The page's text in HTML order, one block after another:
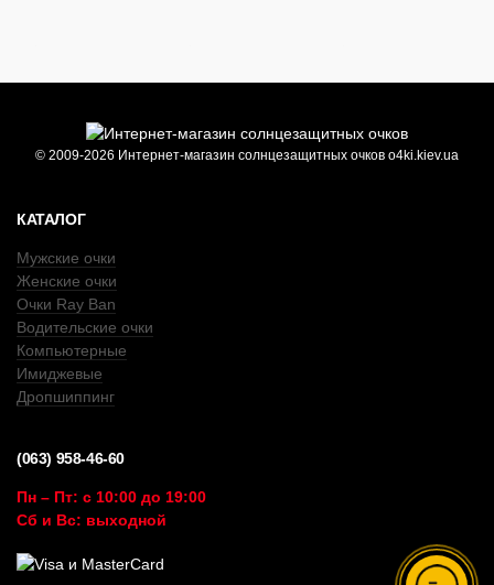
© 2009-2026 Интернет-магазин солнцезащитных очков o4ki.kiev.ua
КАТАЛОГ
Мужские очки
Женские очки
Очки Ray Ban
Водительские очки
Компьютерные
Имиджевые
Дропшиппинг
(063) 958-46-60
Пн – Пт: с 10:00 до 19:00
Сб и Вс: выходной